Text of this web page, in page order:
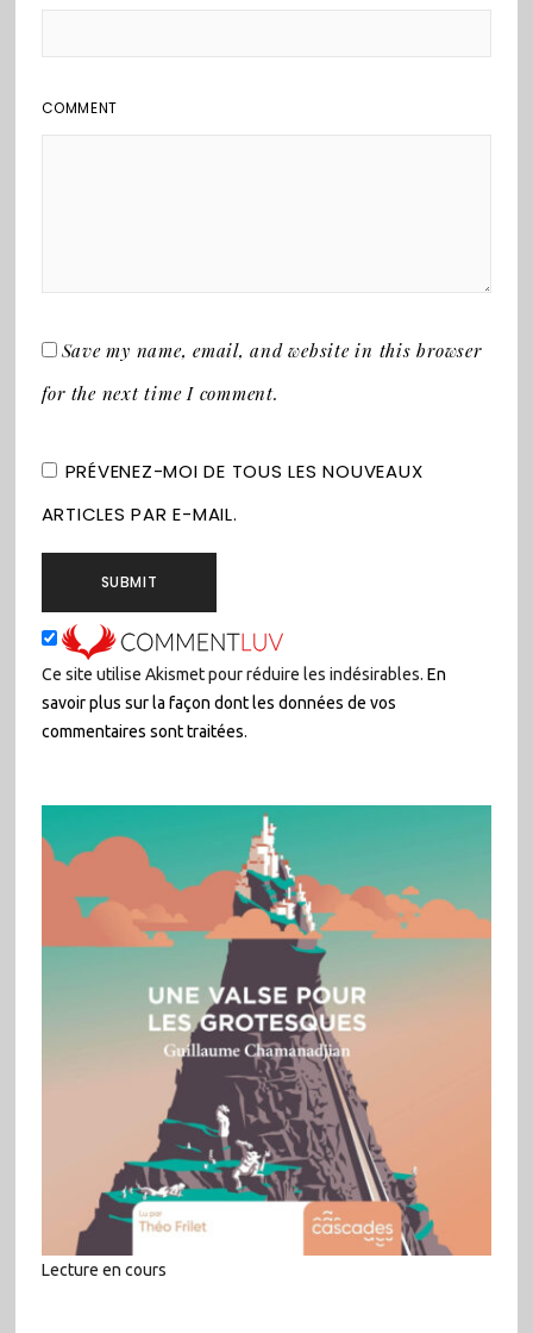
COMMENT
Save my name, email, and website in this browser
for the next time I comment.
PRÉVENEZ-MOI DE TOUS LES NOUVEAUX
ARTICLES PAR E-MAIL.
Ce site utilise Akismet pour réduire les indésirables. En
savoir plus sur la façon dont les données de vos
commentaires sont traitées.
Lecture en cours